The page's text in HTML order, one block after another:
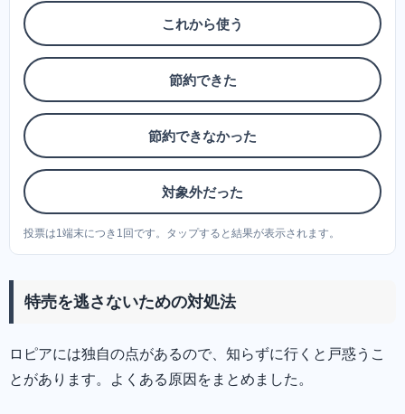
これから使う
節約できた
節約できなかった
対象外だった
投票は1端末につき1回です。タップすると結果が表示されます。
特売を逃さないための対処法
ロピアには独自の点があるので、知らずに行くと戸惑うこ
とがあります。よくある原因をまとめました。